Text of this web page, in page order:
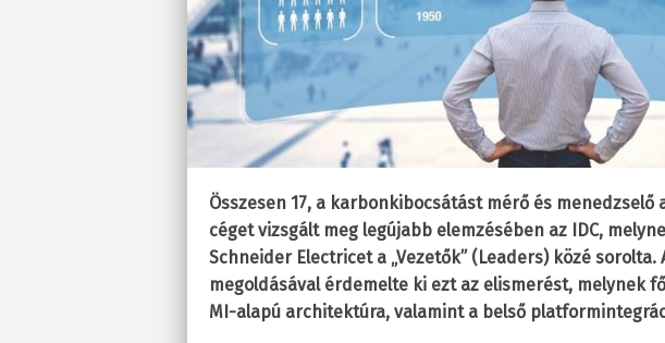
Összesen 17, a karbonkibocsátást mérő és
céget vizsgált meg legújabb elemzésében az IDC,
Schneider Electricet a „Vezetők” (Leaders) közé sorolta.
megoldásával érdemelte ki ezt az elismerést, melynek
MI-alapú architektúra, valamint a belső